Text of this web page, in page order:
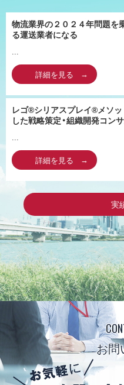
物流業界の２０２４年問題を
る運送業者になる
...
詳細を見る
レゴ®シリアスプレイ®メソ
した戦略策定・組織開発コン
...
詳細を見る
実
お問